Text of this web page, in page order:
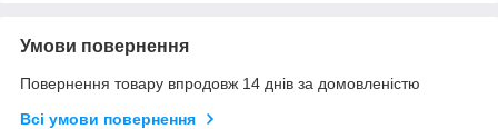
Умови повернення
Повернення товару впродовж 14 днів за домовленістю
Всі умови повернення